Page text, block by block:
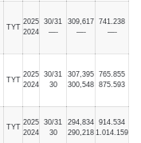
TYT
2025
2024
30/31
—-
309,617
—-
741.238
—-
TYT
2025
2024
30/31
30
307,395
300,548
765.855
875.593
TYT
2025
2024
30/31
30
294,834
290,218
914.534
1.014.159